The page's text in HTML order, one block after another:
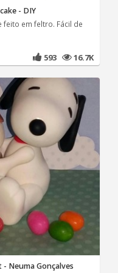
- DIY
em feltro. Fácil de
593 16.7K
Neuma Gonçalves